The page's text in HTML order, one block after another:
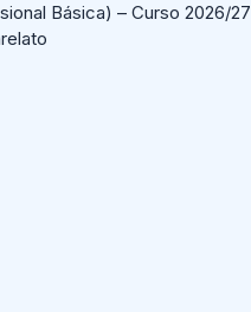
Básica) – Curso 2026/27